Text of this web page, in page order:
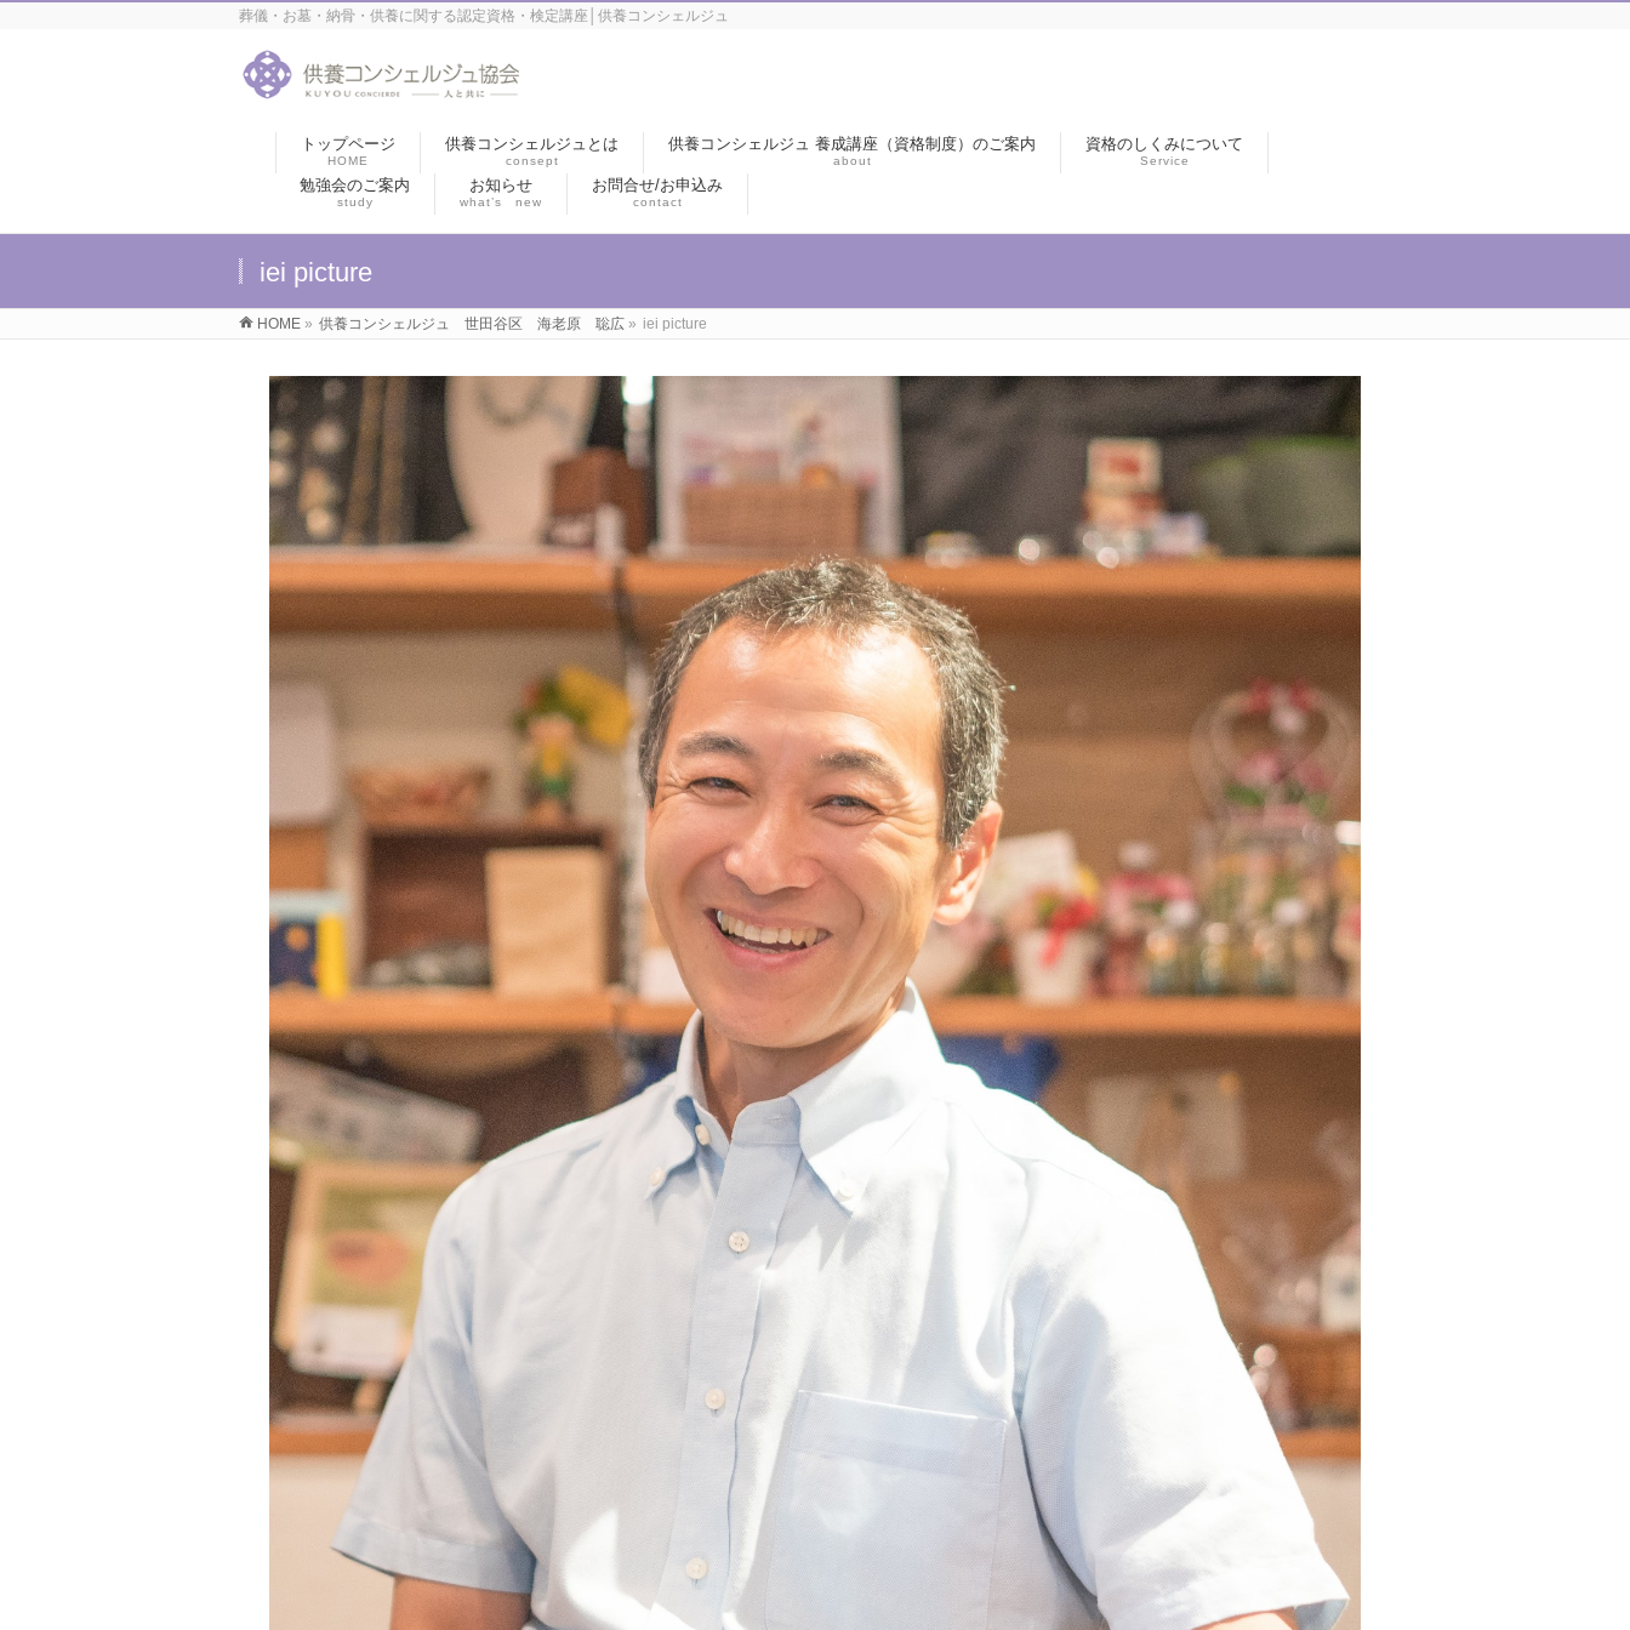
葬儀・お墓・納骨・供養に関する認定資格・検定講座│供養コンシェルジュ
トップページ
HOME
供養コンシェルジュとは
consept
供養コンシェルジュ 養成講座（資格制度）のご案内
about
資格のしくみについて
Service
勉強会のご案内
study
お知らせ
what’s new
お問合せ/お申込み
contact
iei picture
HOME » 供養コンシェルジュ 世田谷区 海老原 聡広 » iei picture